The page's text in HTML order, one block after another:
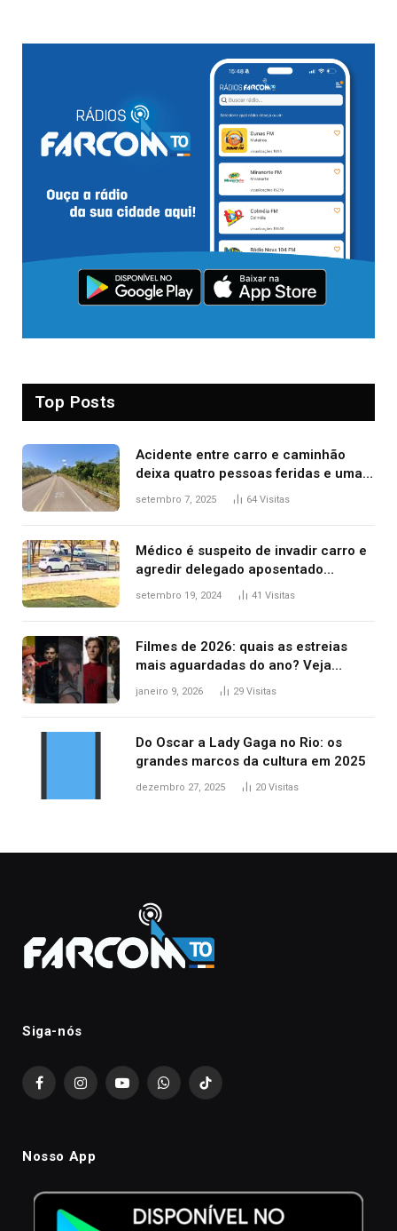
Top Posts
Acidente entre carro e caminhão
deixa quatro pessoas feridas e uma
mulher morta na TO-070
setembro 7, 2025 64 Visitas
Médico é suspeito de invadir carro e
agredir delegado aposentado
durante confusão no trânsito
setembro 19, 2024 41 Visitas
Filmes de 2026: quais as estreias
mais aguardadas do ano? Veja
principais lançamentos do cinema
janeiro 9, 2026 29 Visitas
Do Oscar a Lady Gaga no Rio: os
grandes marcos da cultura em 2025
dezembro 27, 2025 20 Visitas
Siga-nós
FacebookInstagramYouTubeWhatsAppTikTok
Nosso App